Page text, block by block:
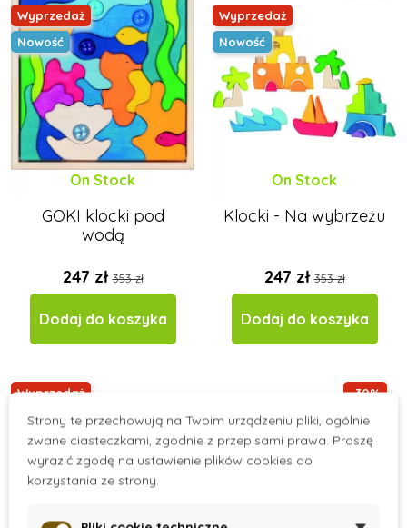
Wyprzedaż
Nowość
On Stock
GOKI klocki pod
wodą
247 zł353 zł
Dodaj do koszyka
Wyprzedaż
Nowość
On Stock
Klocki - Na wybrzeżu
247 zł353 zł
Dodaj do koszyka
Wyprzedaż -30%
Wyprzedaż
Strony te przechowują na Twoim urządzeniu pliki, ogólnie
zwane ciasteczkami, zgodnie z przepisami prawa. Proszę
wyrazić zgodę na ustawienie plików cookies do
korzystania ze strony.